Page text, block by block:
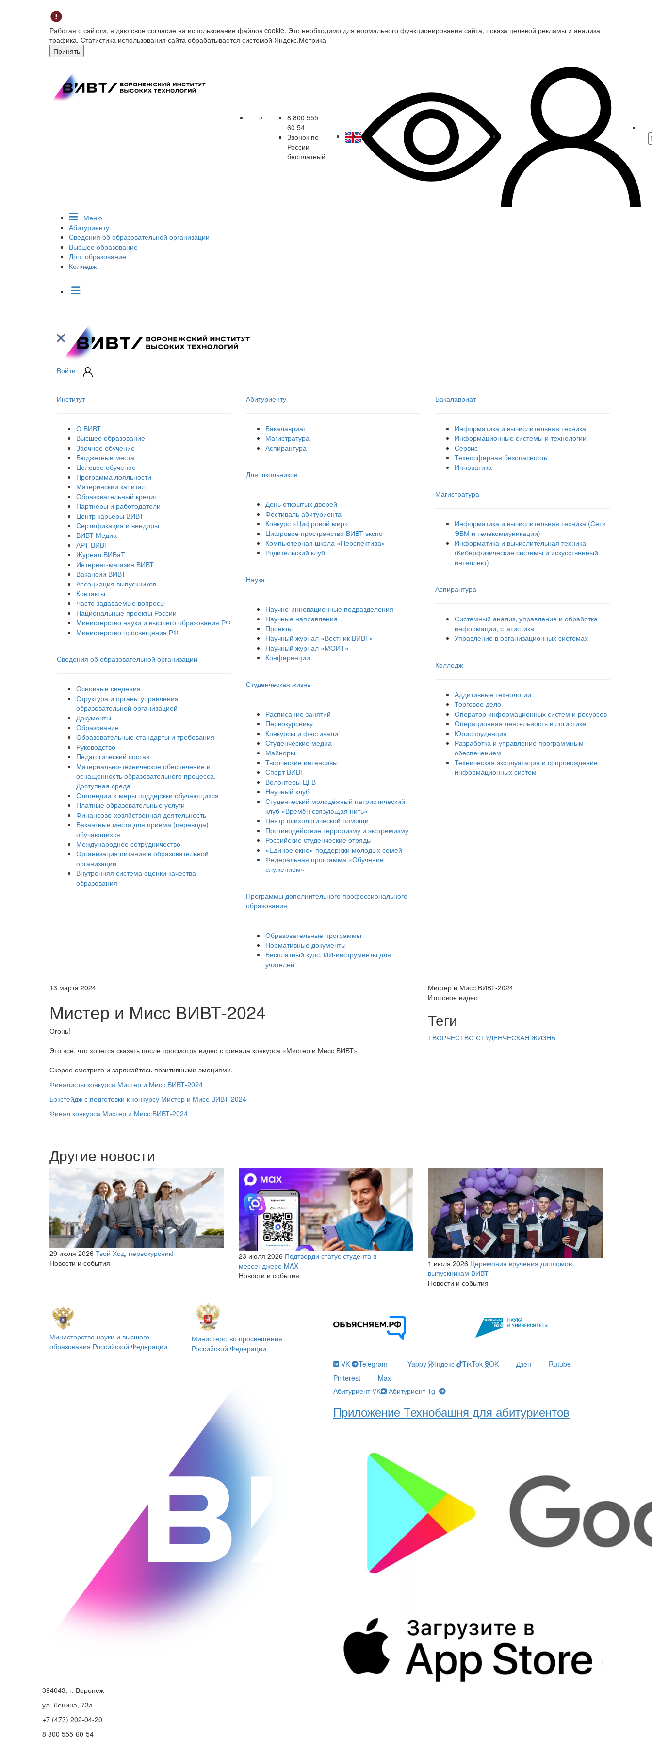
Работая с сайтом, я даю свое согласие на использование файлов cookie. Это необходимо для нормального функционирования сайта, показа целевой рекламы и анализа
трафика. Статистика использования сайта обрабатывается системой Яндекс.Метрика
Принять
8 800 555
60 54
Звонок по
России
бесплатный
Меню
Абитуриенту
Сведения об образовательной организации
Высшее образование
Доп. образование
Колледж
Войти
Институт
О ВИВТ
Высшее образование
Заочное обучение
Бюджетные места
Целевое обучение
Программа лояльности
Материнский капитал
Образовательный кредит
Партнеры и работодатели
Центр карьеры ВИВТ
Сертификация и вендоры
ВИВТ Медиа
АРТ ВИВТ
Журнал ВИВаТ
Интернет-магазин ВИВТ
Вакансии ВИВТ
Ассоциация выпускников
Контакты
Часто задаваемые вопросы
Национальные проекты России
Министерство науки и высшего образования РФ
Министерство просвещения РФ
Сведения об образовательной организации
Основные сведения
Структура и органы управления
образовательной организацией
Документы
Образование
Образовательные стандарты и требования
Руководство
Педагогический состав
Материально-техническое обеспечение и
оснащенность образовательного процесса.
Доступная среда
Стипендии и меры поддержки обучающихся
Платные образовательные услуги
Финансово-хозяйственная деятельность
Вакантные места для приема (перевода)
обучающихся
Международное сотрудничество
Организация питания в образовательной
организации
Внутренняя система оценки качества
образования
Абитуриенту
Бакалавриат
Магистратура
Аспирантура
Для школьников
День открытых дверей
Фестиваль абитуриента
Конкурс «Цифровой мир»
Цифровое пространство ВИВТ экспо
Компьютерная школа «Перспектива»
Родительский клуб
Наука
Научно-инновационные подразделения
Научные направления
Проекты
Научный журнал «Вестник ВИВТ»
Научный журнал «МОИТ»
Конференции
Студенческая жизнь
Расписание занятий
Первокурснику
Конкурсы и фестивали
Студенческие медиа
Майноры
Творческие интенсивы
Спорт ВИВТ
Волонтеры ЦГВ
Научный клуб
Студенческий молодёжный патриотический
клуб «Времён связующая нить»
Центр психологической помощи
Противодействие терроризму и экстремизму
Российские cтуденческие отряды
«Единое окно» поддержки молодых семей
Федеральная программа «Обучение
служением»
Программы дополнительного профессионального
образования
Образовательные программы
Нормативные документы
Бесплатный курс: ИИ‑инструменты для
учителей
Бакалавриат
Информатика и вычислительная техника
Информационные системы и технологии
Сервис
Техносферная безопасность
Инноватика
Магистратура
Информатика и вычислительная техника (Сети
ЭВМ и телекоммуникации)
Информатика и вычислительная техника
(Киберфизические системы и искусственный
интеллект)
Аспирантура
Системный анализ, управление и обработка
информации, статистика
Управление в организационных системах
Колледж
Аддитивные технологии
Торговое дело
Оператор информационных систем и ресурсов
Операционная деятельность в логистике
Юриспруденция
Разработка и управление программным
обеспечением
Техническая эксплуатация и сопровождение
информационных систем
13 марта 2024
Мистер и Мисс ВИВТ-2024
Огонь!
Это всё, что хочется сказать после просмотра видео с финала конкурса «Мистер и Мисс ВИВТ»
Скорее смотрите и заряжайтесь позитивными эмоциями.
Финалисты конкурса Мистер и Мисс ВИВТ-2024
Бэкстейдж с подготовки к конкурсу Мистер и Мисс ВИВТ-2024
Финал конкурса Мистер и Мисс ВИВТ-2024
Мистер и Мисс ВИВТ-2024
Итоговое видео
Теги
ТВОРЧЕСТВО СТУДЕНЧЕСКАЯ ЖИЗНЬ
Другие новости
29 июля 2026 Твой Ход, первокурсник!
Новости и события
23 июля 2026 Подтверди статус студента в
мессенджере MAX
Новости и события
1 июля 2026 Церемония вручения дипломов
выпускникам ВИВТ
Новости и события
Министерство науки и высшего
образования Российской Федерации
Министерство просвещения
Российской Федерации
394043, г. Воронеж
ул. Ленина, 73а
+7 (473) 202-04-20
8 800 555-60-54
VK Telegram Yappy Яндекс TikTok OK Дзен
Rutube
Pinterest
Max
Абитуриент VK
Абитуриент Tg
Приложение Технобашня для абитуриентов